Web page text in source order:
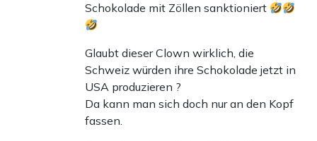
Schokolade mit Zöllen sanktioniert
Glaubt dieser Clown wirklich, die
Schweiz würden ihre Schokolade jetzt in
USA produzieren ?
Da kann man sich doch nur an den Kopf
fassen.